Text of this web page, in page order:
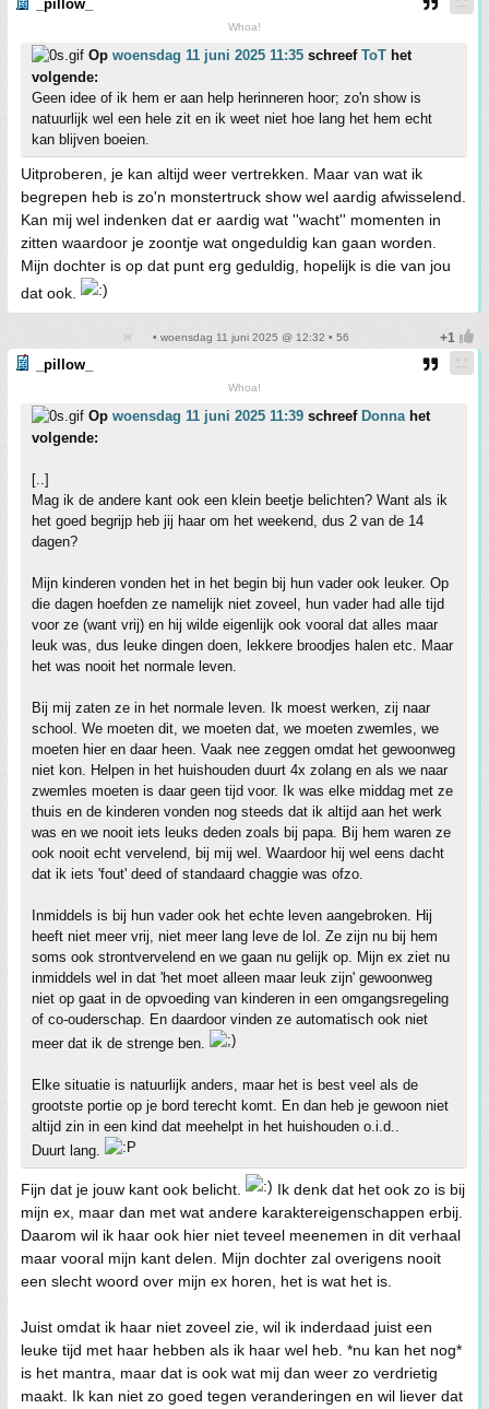
_pillow_
Whoa!
Op woensdag 11 juni 2025 11:35 schreef ToT het
volgende:
Geen idee of ik hem er aan help herinneren hoor; zo'n show is
natuurlijk wel een hele zit en ik weet niet hoe lang het hem echt
kan blijven boeien.
Uitproberen, je kan altijd weer vertrekken. Maar van wat ik
begrepen heb is zo'n monstertruck show wel aardig afwisselend.
Kan mij wel indenken dat er aardig wat ''wacht'' momenten in
zitten waardoor je zoontje wat ongeduldig kan gaan worden.
Mijn dochter is op dat punt erg geduldig, hopelijk is die van jou
dat ook.
• woensdag 11 juni 2025 @ 12:32 • 56
_pillow_
Whoa!
Op woensdag 11 juni 2025 11:39 schreef Donnahet
volgende:
[..]
Mag ik de andere kant ook een klein beetje belichten? Want als ik
het goed begrijp heb jij haar om het weekend, dus 2 van de 14
dagen?
Mijn kinderen vonden het in het begin bij hun vader ook leuker. Op
die dagen hoefden ze namelijk niet zoveel, hun vader had alle tijd
voor ze (want vrij) en hij wilde eigenlijk ook vooral dat alles maar
leuk was, dus leuke dingen doen, lekkere broodjes halen etc. Maar
het was nooit het normale leven.
Bij mij zaten ze in het normale leven. Ik moest werken, zij naar
school. We moeten dit, we moeten dat, we moeten zwemles, we
moeten hier en daar heen. Vaak nee zeggen omdat het gewoonweg
niet kon. Helpen in het huishouden duurt 4x zolang en als we naar
zwemles moeten is daar geen tijd voor. Ik was elke middag met ze
thuis en de kinderen vonden nog steeds dat ik altijd aan het werk
was en we nooit iets leuks deden zoals bij papa. Bij hem waren ze
ook nooit echt vervelend, bij mij wel. Waardoor hij wel eens dacht
dat ik iets 'fout' deed of standaard chaggie was ofzo.
Inmiddels is bij hun vader ook het echte leven aangebroken. Hij
heeft niet meer vrij, niet meer lang leve de lol. Ze zijn nu bij hem
soms ook strontvervelend en we gaan nu gelijk op. Mijn ex ziet nu
inmiddels wel in dat 'het moet alleen maar leuk zijn' gewoonweg
niet op gaat in de opvoeding van kinderen in een omgangsregeling
of co-ouderschap. En daardoor vinden ze automatisch ook niet
meer dat ik de strenge ben.
Elke situatie is natuurlijk anders, maar het is best veel als de
grootste portie op je bord terecht komt. En dan heb je gewoon niet
altijd zin in een kind dat meehelpt in het huishouden o.i.d..
Duurt lang.
Fijn dat je jouw kant ook belicht.
Ik denk dat het ook zo is bij
mijn ex, maar dan met wat andere karaktereigenschappen erbij.
Daarom wil ik haar ook hier niet teveel meenemen in dit verhaal
maar vooral mijn kant delen. Mijn dochter zal overigens nooit
een slecht woord over mijn ex horen, het is wat het is.
Juist omdat ik haar niet zoveel zie, wil ik inderdaad juist een
leuke tijd met haar hebben als ik haar wel heb. *nu kan het nog*
is het mantra, maar dat is ook wat mij dan weer zo verdrietig
maakt. Ik kan niet zo goed tegen veranderingen en wil liever dat